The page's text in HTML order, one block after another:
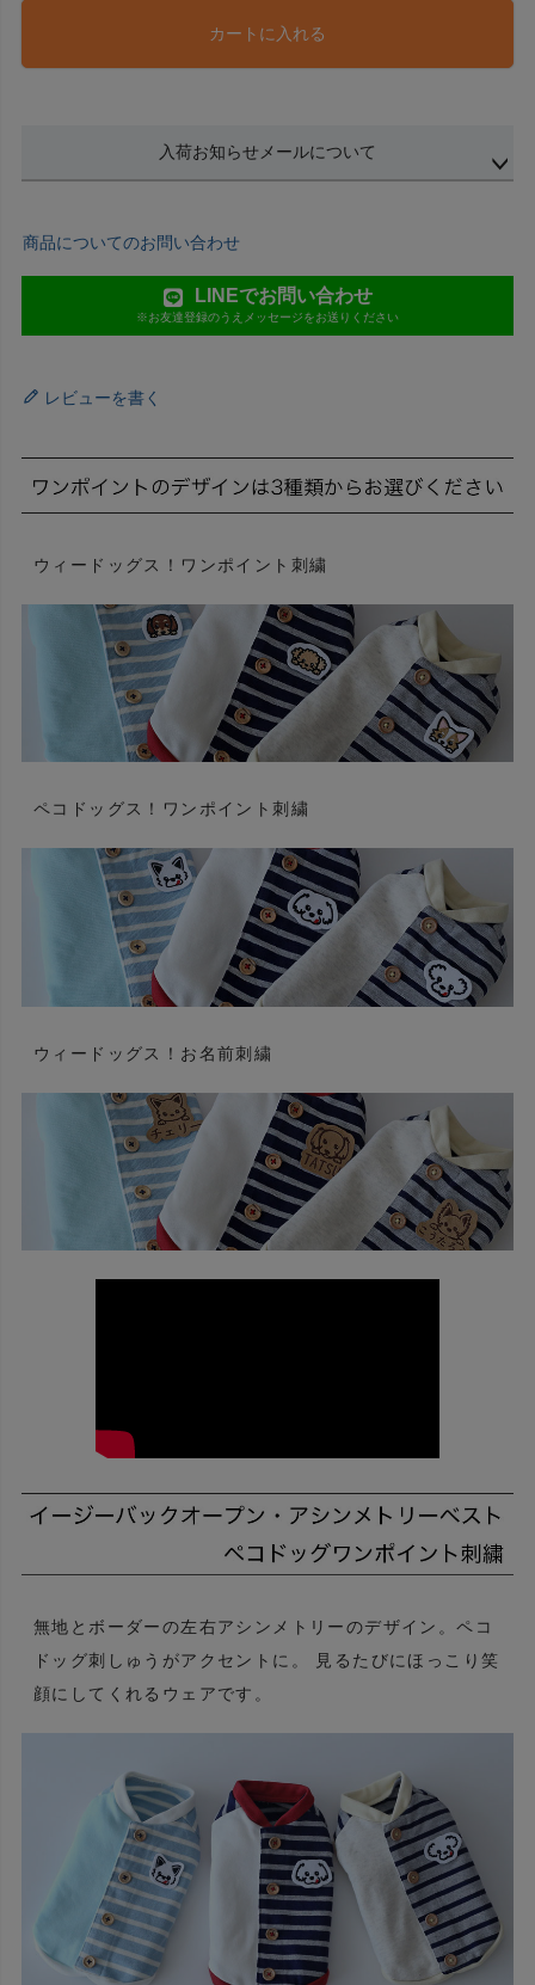
カートに入れる
入荷お知らせメールについて
商品についてのお問い合わせ
LINEでお問い合わせ
※お友達登録のうえメッセージをお送りください
レビューを書く
ウィードッグス！ワンポイント刺繍
ペコドッグス！ワンポイント刺繍
ウィードッグス！お名前刺繍
無地とボーダーの左右アシンメトリーのデザイン。ペコ
ドッグ刺しゅうがアクセントに。 見るたびにほっこり笑
顔にしてくれるウェアです。